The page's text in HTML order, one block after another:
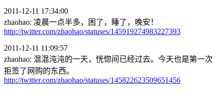
2011-12-11 17:34:00
zhaohao: 凌晨一点半多，困了，睡了，晚安！
http://twitter.com/zhaohao/statuses/145919274983227393
2011-12-11 11:09:57
zhaohao: 混混沌沌的一天，恍惚间已经过去。今天也是第一次
拒签了网购的东西。
http://twitter.com/zhaohao/statuses/145822623509651456